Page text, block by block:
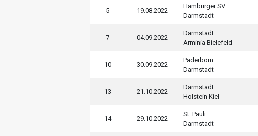
5 19.08.2022
Hamburger SV
Darmstadt
7 04.09.2022
Darmstadt
Arminia Bielefeld
10 30.09.2022
Paderborn
Darmstadt
13 21.10.2022
Darmstadt
Holstein Kiel
14 29.10.2022
St. Pauli
Darmstadt